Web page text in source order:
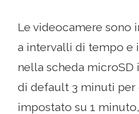
Le videocamere sono
a intervalli di tempo e
nella scheda microSD
di default 3 minuti per
impostato su 1